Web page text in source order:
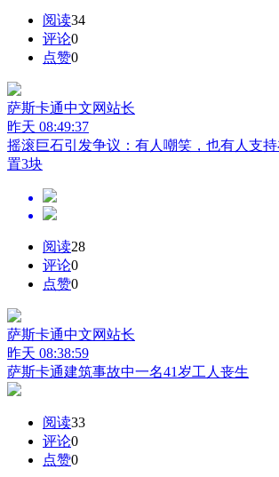
阅读34
评论0
点赞0
萨斯卡通中文网站长
昨天 08:49:37
摇滚巨石引发争议：有人嘲笑，也有人支
置3块
阅读28
评论0
点赞0
萨斯卡通中文网站长
昨天 08:38:59
萨斯卡通建筑事故中一名41岁工人丧生
阅读33
评论0
点赞0